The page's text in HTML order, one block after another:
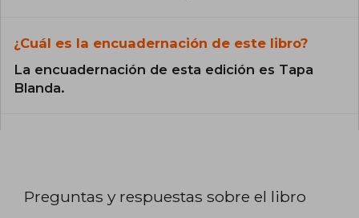
¿Cuál es la encuadernación de este libro?
La encuadernación de esta edición es Tapa
Blanda.
Preguntas y respuestas sobre el libro